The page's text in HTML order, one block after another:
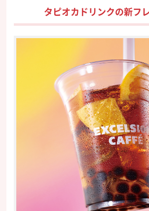
タピオカドリンクの新フ